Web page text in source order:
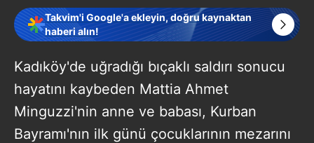
Takvim'i Google'a ekleyin, doğru kaynaktan
haberi alın!
Kadıköy'de uğradığı bıçaklı saldırı sonucu
hayatını kaybeden Mattia Ahmet
Minguzzi'nin anne ve babası, Kurban
Bayramı'nın ilk günü çocuklarının mezarını